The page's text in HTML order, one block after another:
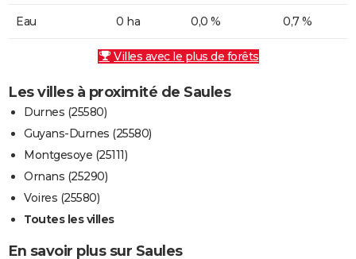
Eau 0 ha 0,0 % 0,7 %
Villes avec le plus de forêts
Les villes à proximité de Saules
Durnes (25580)
Guyans-Durnes (25580)
Montgesoye (25111)
Ornans (25290)
Voires (25580)
Toutes les villes
En savoir plus sur Saules